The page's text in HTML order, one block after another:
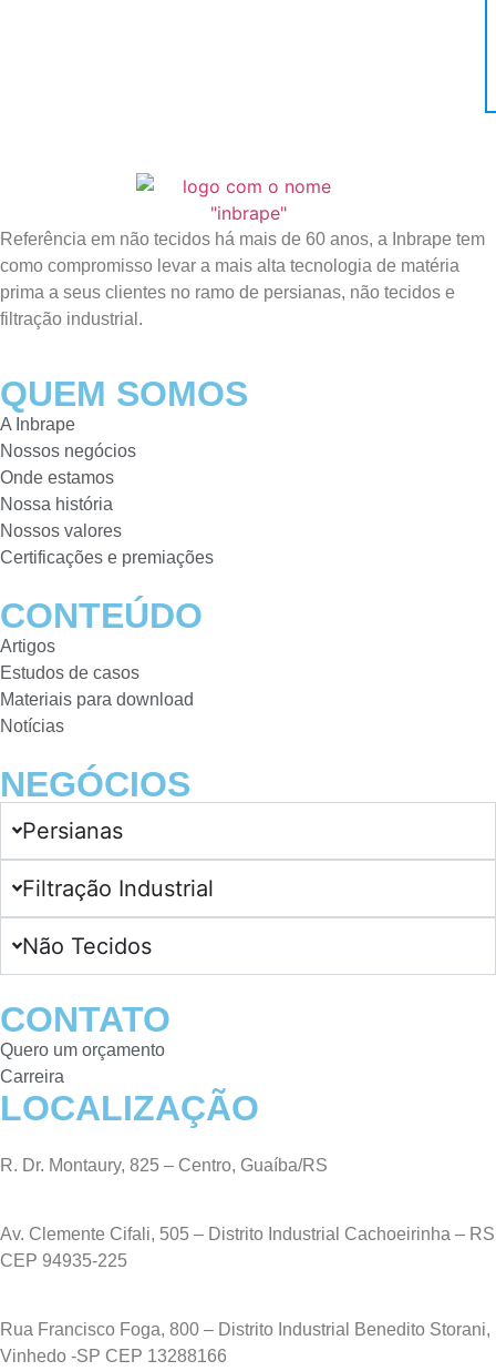
Referência em não tecidos há mais de 60 anos, a Inbrape tem
como compromisso levar a mais alta tecnologia de matéria
prima a seus clientes no ramo de persianas, não tecidos e
filtração industrial.
QUEM SOMOS
A Inbrape
Nossos negócios
Onde estamos
Nossa história
Nossos valores
Certificações e premiações
CONTEÚDO
Artigos
Estudos de casos
Materiais para download
Notícias
NEGÓCIOS
Persianas
Filtração Industrial
Não Tecidos
CONTATO
Quero um orçamento
Carreira
LOCALIZAÇÃO
R. Dr. Montaury, 825 – Centro, Guaíba/RS
Av. Clemente Cifali, 505 – Distrito Industrial Cachoeirinha – RS
CEP 94935-225
Rua Francisco Foga, 800 – Distrito Industrial Benedito Storani,
Vinhedo -SP CEP 13288166